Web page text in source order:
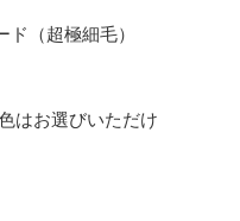
（超極細毛）
はお選びいただけ